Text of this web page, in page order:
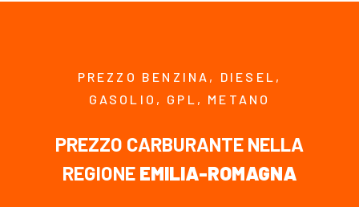
PREZZO BENZINA, DIESEL,
GASOLIO, GPL, METANO
PREZZO CARBURANTE NELLA
REGIONE EMILIA-ROMAGNA